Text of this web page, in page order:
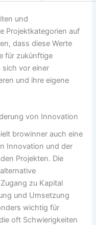
und
Projektkategorien auf
dass diese Werte
für zukünftige
sich vor einer
und ihre eigene
von Innovation
browinner auch eine
Innovation und der
Projekten. Die
zu Kapital
und Umsetzung
wichtig für
oft Schwierigkeiten